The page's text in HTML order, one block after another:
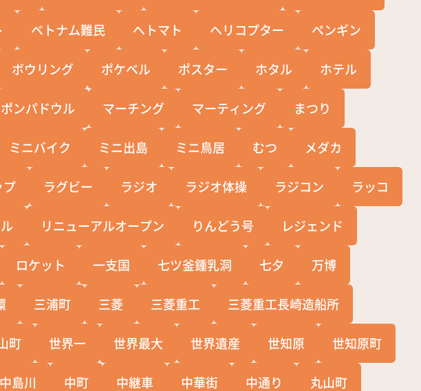
ベトナム難民 へトマト ヘリコプター ペンギン
ボウリング ポケベル ポスター ホタル ホテル
ポンパドウル マーチング マーティング まつり
ミニバイク ミニ出島 ミニ鳥居 むつ メダカ
プ ラグビー ラジオ ラジオ体操 ラジコン ラッコ
リニューアルオープン りんどう号 レジェンド
ロケット 一支国 七ツ釜鍾乳洞 七夕 万博
三浦町 三菱 三菱重工 三菱重工長崎造船所
町 世界一 世界最大 世界遺産 世知原 世知原町
中島川 中町 中継車 中華街 中通り 丸山町